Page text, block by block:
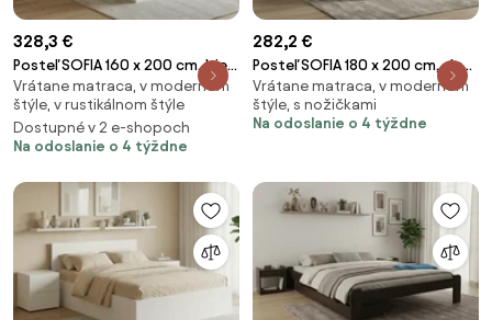
328,3 €
Posteľ SOFIA 160 x 200 cm, biela
Rošt: Bez roštu, Matrac:
Matrac SOMMERA 18 cm
Vrátane matraca, v modernom
štýle, v rustikálnom štýle
Dostupné v 2 e-shopoch
Na odoslanie o 4 týždne
282,2 €
Posteľ SOFIA 180 x 200 cm, dub
hľuzovka Rošt: Bez roštu,
Matrac: Matrac DELUXE 10 cm
Vrátane matraca, v modernom
štýle, s nožičkami
Na odoslanie o 4 týždne